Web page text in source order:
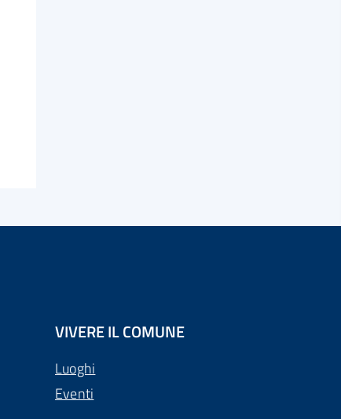
VIVERE IL COMUNE
Luoghi
Eventi